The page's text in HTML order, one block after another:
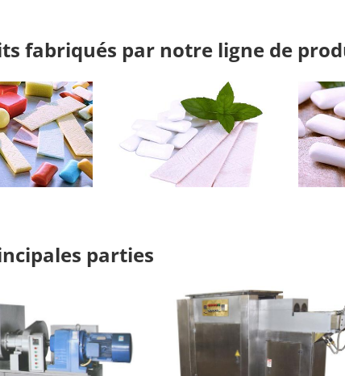
fabriqués par notre ligne de
parties